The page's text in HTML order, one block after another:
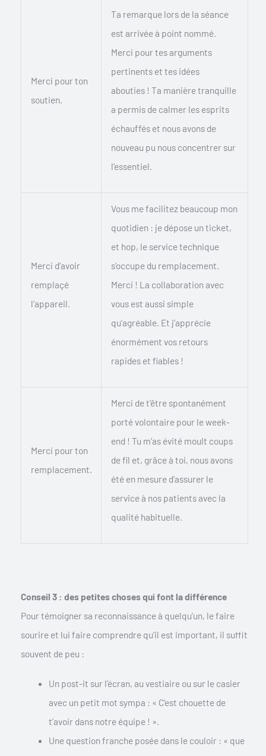
Merci pour ton
soutien.
Ta remarque lors de la séance
est arrivée à point nommé.
Merci pour tes arguments
pertinents et tes idées
abouties ! Ta manière tranquille
a permis de calmer les esprits
échauffés et nous avons de
nouveau pu nous concentrer sur
l’essentiel.
Merci d’avoir
remplaçé
l’appareil.
Vous me facilitez beaucoup mon
quotidien : je dépose un ticket,
et hop, le service technique
s’occupe du remplacement.
Merci ! La collaboration avec
vous est aussi simple
qu’agréable. Et j’apprécie
énormément vos retours
rapides et fiables !
Merci pour ton
remplacement.
Merci de t’être spontanément
porté volontaire pour le week-
end ! Tu m’as évité moult coups
de fil et, grâce à toi, nous avons
été en mesure d’assurer le
service à nos patients avec la
qualité habituelle.
Conseil 3 : des petites choses qui font la différence
Pour témoigner sa reconnaissance à quelqu’un, le faire
sourire et lui faire comprendre qu’il est important, il suffit
souvent de peu :
Un post-it sur l’écran, au vestiaire ou sur le casier
avec un petit mot sympa : « C’est chouette de
t’avoir dans notre équipe ! ».
Une question franche posée dans le couloir : « que